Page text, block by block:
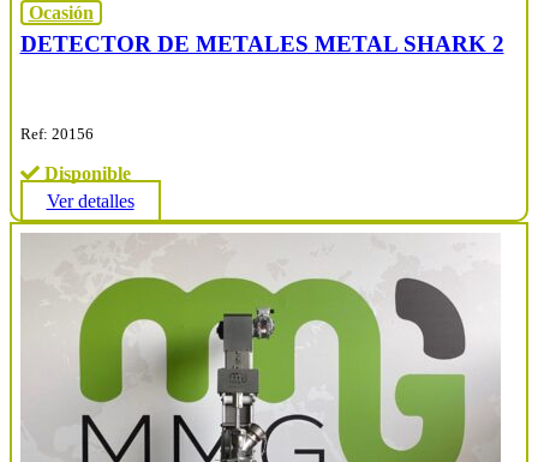
Ocasión
DETECTOR DE METALES METAL SHARK 2
Ref: 20156
Disponible
Ver detalles